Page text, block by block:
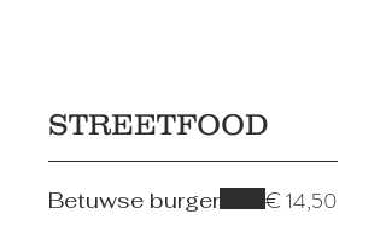
STREETFOOD
Betuwse burger € 14,50